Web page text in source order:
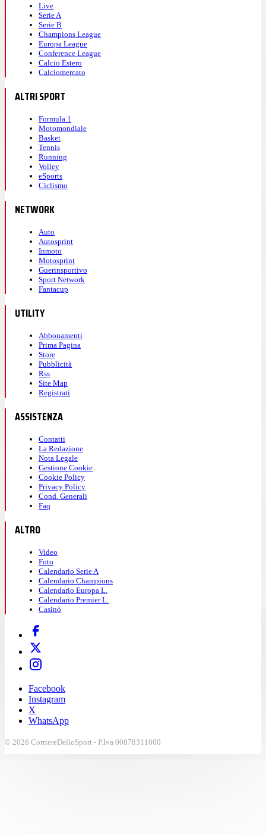
Live
Serie A
Serie B
Champions League
Europa League
Conference League
Calcio Estero
Calciomercato
ALTRI SPORT
Formula 1
Motomondiale
Basket
Tennis
Running
Volley
eSports
Ciclismo
NETWORK
Auto
Autosprint
Inmoto
Motosprint
Guerinsportivo
Sport Network
Fantacup
UTILITY
Abbonamenti
Prima Pagina
Store
Pubblicità
Rss
Site Map
Registrati
ASSISTENZA
Contatti
La Redazione
Nota Legale
Gestione Cookie
Cookie Policy
Privacy Policy
Cond. Generali
Faq
ALTRO
Video
Foto
Calendario Serie A
Calendario Champions
Calendario Europa L.
Calendario Premier L.
Casinò
Facebook
Instagram
X
WhatsApp
© 2026 CorriereDelloSport - P.Iva 00878311000